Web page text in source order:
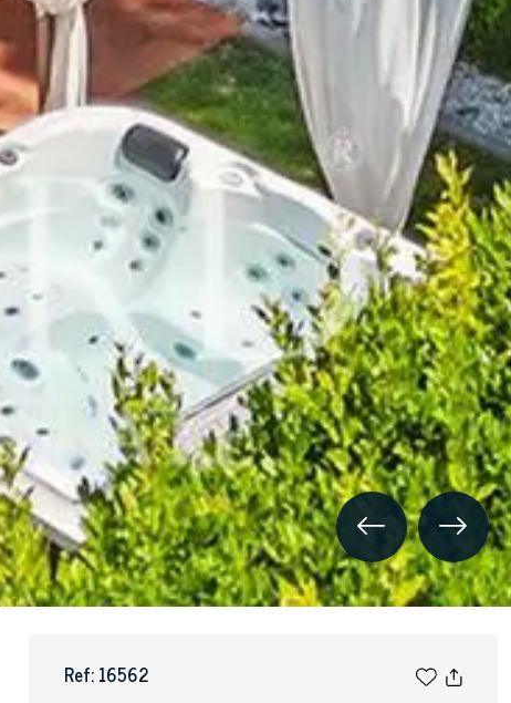
Ref: 16562